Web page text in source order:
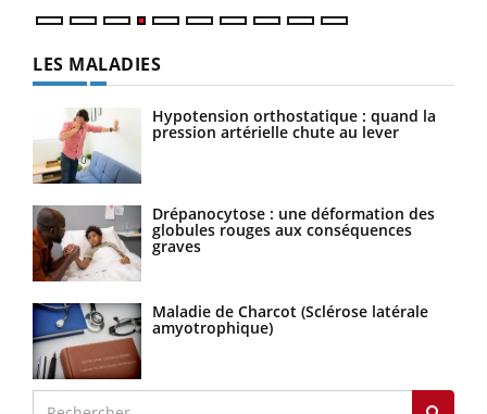
LES MALADIES
Hypotension orthostatique : quand la
pression artérielle chute au lever
Drépanocytose : une déformation des
globules rouges aux conséquences
graves
Maladie de Charcot (Sclérose latérale
amyotrophique)